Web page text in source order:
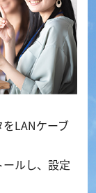
LANケーブ
ルし、設定